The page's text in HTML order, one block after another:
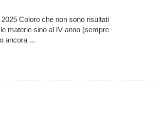
Coloro che non sono risultati
materie sino al IV anno (sempre
ancora ...